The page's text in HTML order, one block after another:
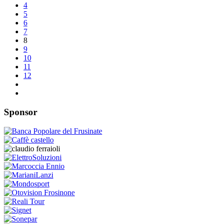
4
5
6
7
8
9
10
11
12
Sponsor